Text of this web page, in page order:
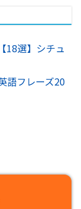
18選】シチュ
語フレーズ20